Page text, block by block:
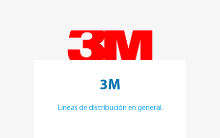
3M
Líneas de distribución en general.